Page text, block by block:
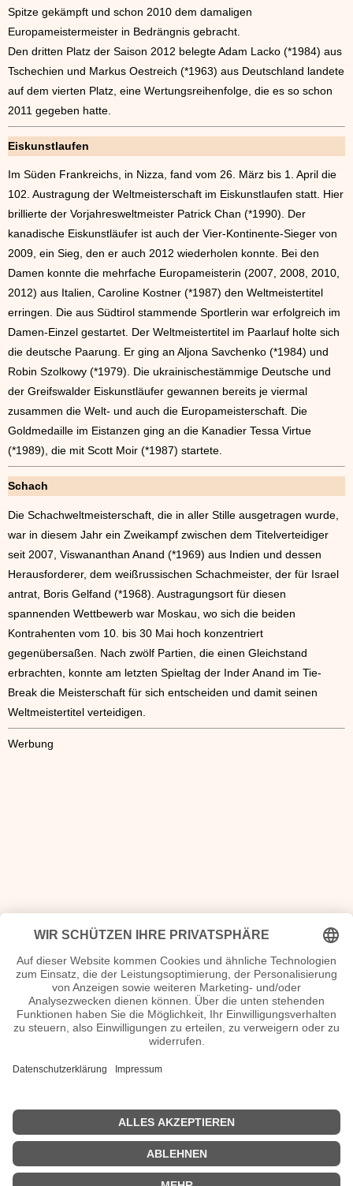
Spitze gekämpft und schon 2010 dem damaligen
Europameistermeister in Bedrängnis gebracht.
Den dritten Platz der Saison 2012 belegte Adam Lacko (*1984) aus
Tschechien und Markus Oestreich (*1963) aus Deutschland landete
auf dem vierten Platz, eine Wertungsreihenfolge, die es so schon
2011 gegeben hatte.
Eiskunstlaufen
Im Süden Frankreichs, in Nizza, fand vom 26. März bis 1. April die
102. Austragung der Weltmeisterschaft im Eiskunstlaufen statt. Hier
brillierte der Vorjahresweltmeister Patrick Chan (*1990). Der
kanadische Eiskunstläufer ist auch der Vier-Kontinente-Sieger von
2009, ein Sieg, den er auch 2012 wiederholen konnte. Bei den
Damen konnte die mehrfache Europameisterin (2007, 2008, 2010,
2012) aus Italien, Caroline Kostner (*1987) den Weltmeistertitel
erringen. Die aus Südtirol stammende Sportlerin war erfolgreich im
Damen-Einzel gestartet. Der Weltmeistertitel im Paarlauf holte sich
die deutsche Paarung. Er ging an Aljona Savchenko (*1984) und
Robin Szolkowy (*1979). Die ukrainischestämmige Deutsche und
der Greifswalder Eiskunstläufer gewannen bereits je viermal
zusammen die Welt- und auch die Europameisterschaft. Die
Goldmedaille im Eistanzen ging an die Kanadier Tessa Virtue
(*1989), die mit Scott Moir (*1987) startete.
Schach
Die Schachweltmeisterschaft, die in aller Stille ausgetragen wurde,
war in diesem Jahr ein Zweikampf zwischen dem Titelverteidiger
seit 2007, Viswananthan Anand (*1969) aus Indien und dessen
Herausforderer, dem weißrussischen Schachmeister, der für Israel
antrat, Boris Gelfand (*1968). Austragungsort für diesen
spannenden Wettbewerb war Moskau, wo sich die beiden
Kontrahenten vom 10. bis 30 Mai hoch konzentriert
gegenübersaßen. Nach zwölf Partien, die einen Gleichstand
erbrachten, konnte am letzten Spieltag der Inder Anand im Tie-
Break die Meisterschaft für sich entscheiden und damit seinen
Weltmeistertitel verteidigen.
Werbung
Sportjahr 2011|Sportjahr 2013